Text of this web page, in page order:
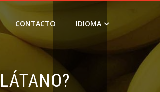
CONTACTO IDIOMA